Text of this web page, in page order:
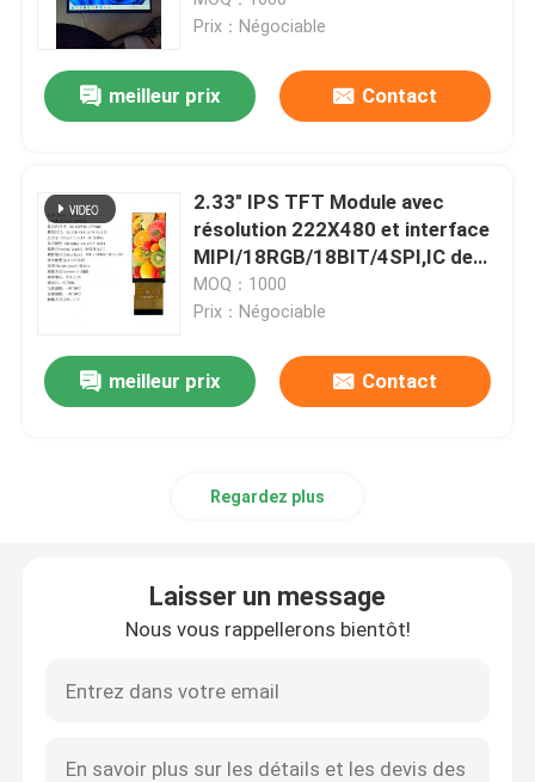
ecran couleur de tft
module amoled d'affichage
Micro OLED Affichage
Affichage d'affichage à cristaux liquides d'intense
cascade de
Prix：Négociable
meilleur prix Contact
2.33" IPS TFT Module avec
résolution 222X480 et interface
MIPI/18RGB/18BIT/4SPI,IC de
conduite ST7796U,TOUTE
VUE,450Luminosité,262K
MOQ：1000
Prix：Négociable
meilleur prix Contact
Regardez plus
Laisser un message
Nous vous rappellerons bientôt!